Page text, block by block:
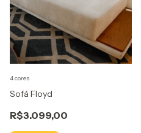
Sofá Floyd
R$3.099,00
4 cores